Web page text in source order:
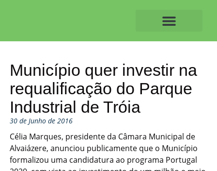
Município quer investir na
requalificação do Parque
Industrial de Tróia
30 de Junho de 2016
Célia Marques, presidente da Câmara Municipal de
Alvaiázere, anunciou publicamente que o Município
formalizou uma candidatura ao programa Portugal